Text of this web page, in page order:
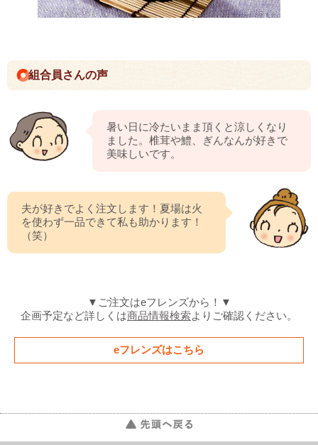
組合員さんの声
暑い日に冷たいまま頂くと涼しくなり
ました。椎茸や鱧、ぎんなんが好きで
美味しいです。
夫が好きでよく注文します！夏場は火
を使わず一品できて私も助かります！
（笑）
▼ご注文はeフレンズから！▼
企画予定など詳しくは商品情報検索よりご確認ください。
eフレンズはこちら